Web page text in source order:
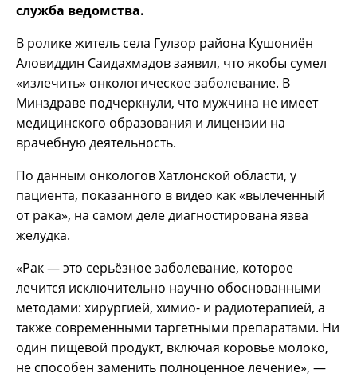
служба ведомства.
В ролике житель села Гулзор района Кушониён
Аловиддин Саидахмадов заявил, что якобы сумел
«излечить» онкологическое заболевание. В
Минздраве подчеркнули, что мужчина не имеет
медицинского образования и лицензии на
врачебную деятельность.
По данным онкологов Хатлонской области, у
пациента, показанного в видео как «вылеченный
от рака», на самом деле диагностирована язва
желудка.
«Рак — это серьёзное заболевание, которое
лечится исключительно научно обоснованными
методами: хирургией, химио- и радиотерапией, а
также современными таргетными препаратами. Ни
один пищевой продукт, включая коровье молоко,
не способен заменить полноценное лечение», —